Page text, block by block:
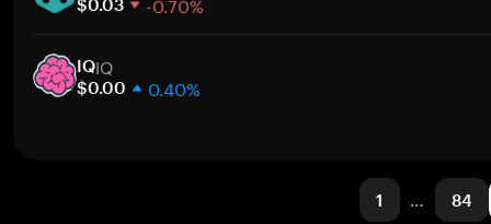
Capitalización de mercado
30 días
Capitalización de mercado
IQIQ
$0.00 0.40%
1 … 84